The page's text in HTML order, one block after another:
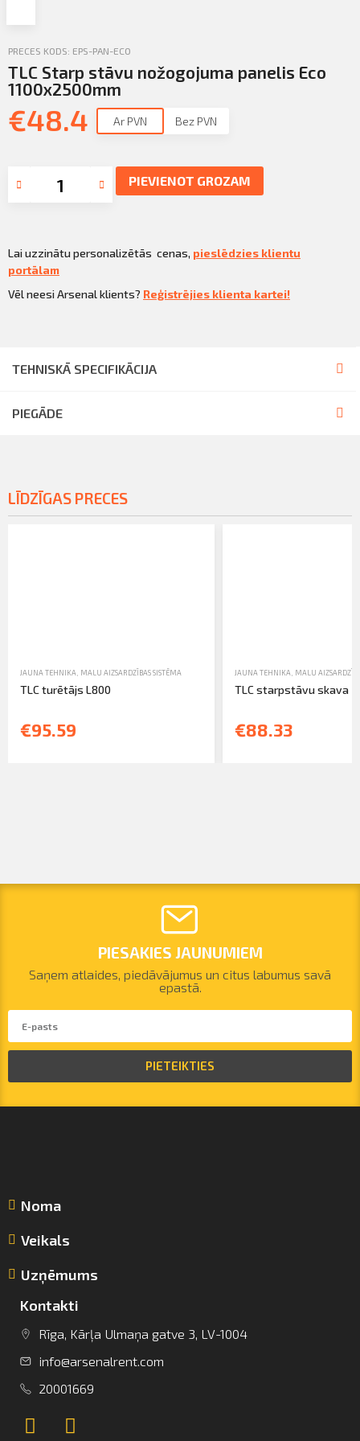
info@arsenalrent.com
+37120001669
Iziet
PIETEIKTIES
PRECES KODS: EPS-PAN-ECO
TLC Starp stāvu nožogojuma panelis Eco
1100x2500mm
€48.4 Ar PVN Bez PVN
PIEVIENOT GROZAM
Lai uzzinātu personalizētās cenas, pieslēdzies klientu
portālam
Vēl neesi Arsenal klients? Reģistrējies klienta kartei!
TEHNISKĀ SPECIFIKĀCIJA
PIEGĀDE
LĪDZĪGAS PRECES
JAUNA TEHNIKA MALU AIZSARDZĪBAS SISTĒMA
TLC turētājs L800
€95.59
JAUNA TEHNIKA MALU
TLC starpstāvu skava
€88.33
PIESAKIES JAUNUMIEM
Saņem atlaides, piedāvājumus un citus labumus savā
epastā.
PIETEIKTIES
Noma
Veikals
Uzņēmums
Kontakti
Rīga, Kārļa Ulmaņa gatve 3, LV-1004
info@arsenalrent.com
20001669